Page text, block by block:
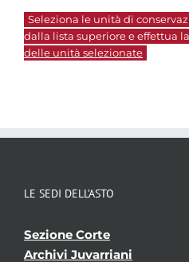
Seleziona le unità di
dalla lista superiore e effettua la
delle unità selezionate
LE SEDI DELL’ASTO
Sezione Corte
Archivi Juvarriani